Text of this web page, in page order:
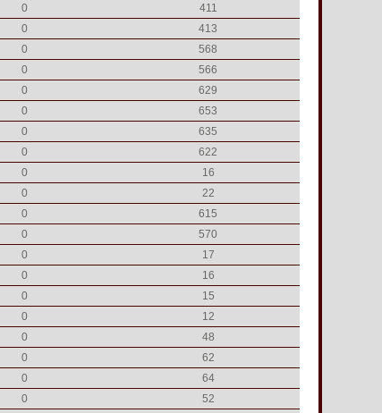
0
411
0
413
0
568
0
566
0
629
0
653
0
635
0
622
0
16
0
22
0
615
0
570
0
17
0
16
0
15
0
12
0
48
0
62
0
64
0
52